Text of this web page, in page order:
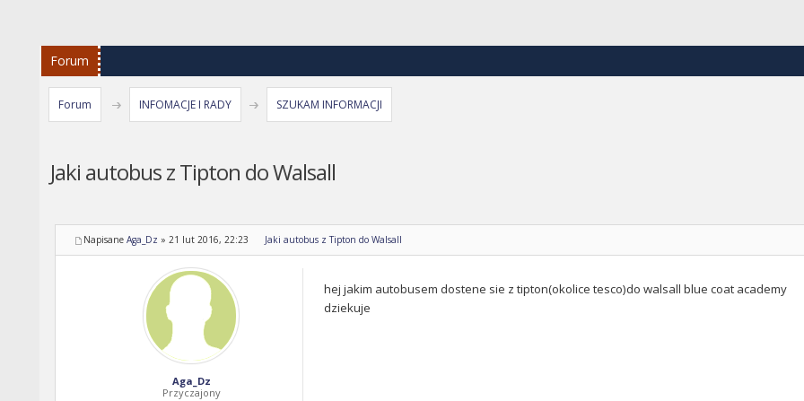
Forum
Forum INFOMACJE I RADY SZUKAM INFORMACJI
Jaki autobus z Tipton do Walsall
Napisane Aga_Dz » 21 lut 2016, 22:23 Jaki autobus z Tipton do Walsall
hej jakim autobusem dostene sie z tipton(okolice tesco)do walsall blue coat academy
dziekuje
Aga_Dz
Przyczajony